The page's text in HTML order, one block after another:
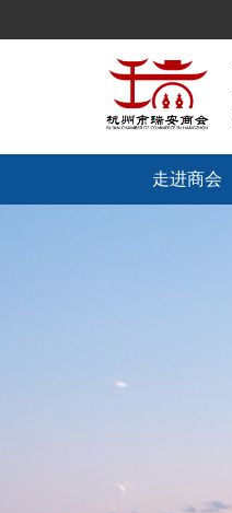
走进商会